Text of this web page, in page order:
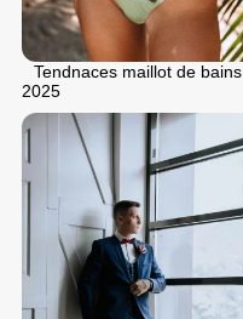
Tendnaces maillot de bains
2025